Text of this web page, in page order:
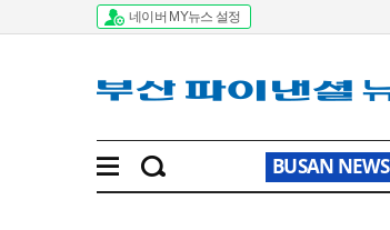
네이버 MY뉴스 설정
BUSAN NEWS